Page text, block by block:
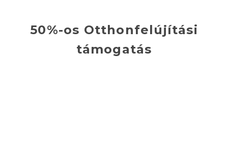
50%-os Otthonfelújítási
támogatás